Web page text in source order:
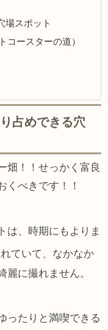
場スポット
コースターの道）
占めできる穴
畑！！せっかく富良
くべきです！！
は、時期にもよりま
ていて、なかなか
麗に撮れません。
ったりと満喫できる